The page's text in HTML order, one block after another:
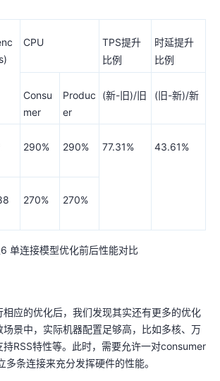
CPU TPS提升
比例
时延提升
比例
Consu
mer
Produc
er
(新- 旧 )/ 旧 ( 旧 -新)/新
290% 290% 77.31% 43.61%
270% 270%
6 单连接模型优化前后性能对比
应的优化后，我们发现其实还有更多的优化
场景中，实际机器配置足够高，比如多核、万
RSS特性等。此时，需要允许一对consumer
条连接来充分发挥硬件的性能。